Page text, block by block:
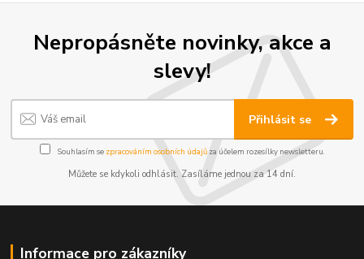
Nepropásněte novinky, akce a
slevy!
Přihlásit se
Souhlasím se zpracováním osobních údajůza účelem rozesílky newsletteru.
Můžete se kdykoli odhlásit. Zasíláme jednou za 14 dní.
Informace pro zákazníky